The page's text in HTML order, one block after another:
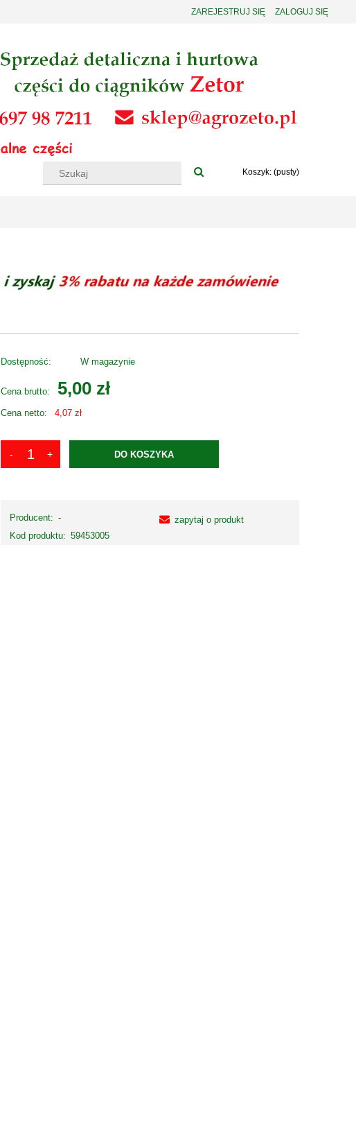
ZAREJESTRUJ SIĘ ZALOGUJ SIĘ
Koszyk: (pusty)
Dostępność: W magazynie
Cena brutto: 5,00 zł
Cena netto: 4,07 zł
DO KOSZYKA
Producent: -
Kod produktu: 59453005
zapytaj o produkt